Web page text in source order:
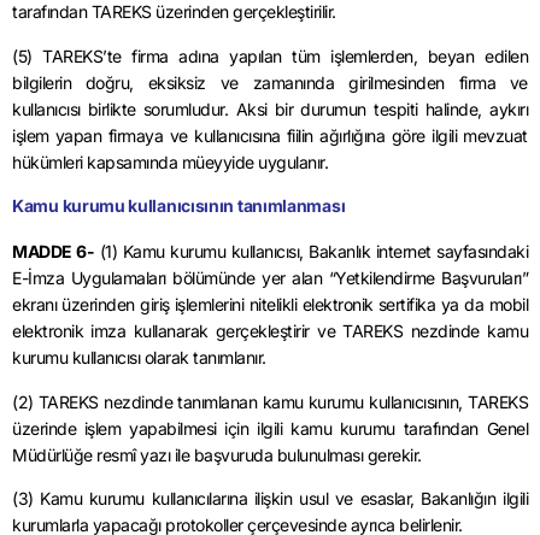
tarafından TAREKS üzerinden gerçekleştirilir.
(5)TAREKS’tefirma adına yapılan tüm işlemlerden, beyan edilen
bilgilerin doğru, eksiksiz ve zamanında girilmesinden firma ve
kullanıcısı birlikte sorumludur. Aksi bir durumun tespiti halinde, aykırı
işlem yapan firmaya ve kullanıcısına fiilin ağırlığına göre ilgili mevzuat
hükümleri kapsamında müeyyide uygulanır.
Kamu kurumu kullanıcısının tanımlanması
MADDE 6- (1) Kamu kurumu kullanıcısı, Bakanlık internet sayfasındaki
E-İmza Uygulamaları bölümünde yer alan “Yetkilendirme Başvuruları”
ekranı üzerinden giriş işlemlerini nitelikli elektronik sertifika ya da mobil
elektronik imza kullanarak gerçekleştirir ve TAREKS nezdinde kamu
kurumu kullanıcısı olarak tanımlanır.
(2) TAREKS nezdinde tanımlanan kamu kurumu kullanıcısının, TAREKS
üzerinde işlem yapabilmesi için ilgili kamu kurumu tarafından Genel
Müdürlüğe resmî yazı ile başvuruda bulunulması gerekir.
(3) Kamu kurumukullanıcılarına ilişkin usul ve esaslar, Bakanlığın ilgili
kurumlarla yapacağı protokoller çerçevesinde ayrıca belirlenir.